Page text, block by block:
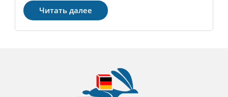
Читать далее